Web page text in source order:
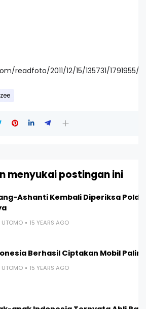
readfoto/2011/12/15/135731/1791955/
zee
menyukai postingan ini
Ashanti Kembali Diperiksa
UTOMO 15 YEARS AGO
Berhasil Ciptakan Mobil
UTOMO 15 YEARS AGO